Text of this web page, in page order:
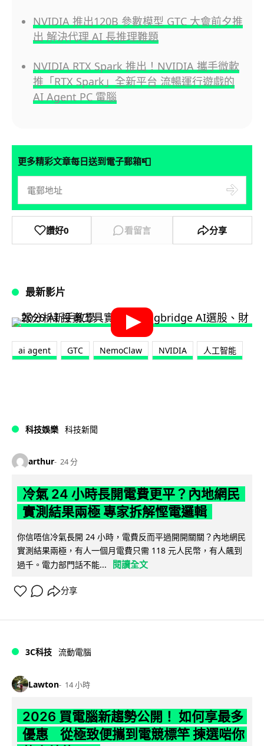
NVIDIA 推出120B 參數模型 GTC 大會前夕推
出 解決代理 AI 長推理難題
NVIDIA RTX Spark 推出！NVIDIA 攜手微軟
推「RTX Spark」全新平台 流暢運行遊戲的
AI Agent PC 電腦
更多精彩文章每日送到電子郵箱📮
讚好0 看留言 分享
最新影片
ai agent GTC NemoClaw NVIDIA 人工智能
科技娛樂 科技新聞
arthur 24 分
冷氣 24 小時長開電費更平？內地網民
實測結果兩極 專家拆解慳電邏輯
你信唔信冷氣長開 24 小時，電費反而平過開開關關？內地網民
實測結果兩極，有人一個月電費只需 118 元人民幣，有人飆到
過千。電力部門話不能...
閱讀全文
分享
3C科技 流動電腦
Lawton 14 小時
2026 買電腦新趨勢公開！ 如何享最多
優惠 從極致便攜到電競標竿 揀選啱你